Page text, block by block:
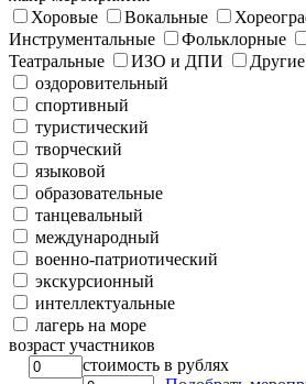
Хоровые
Вокальные
Инструментальные
Фольклорные
Театральные
ИЗО и ДПИ
Другие
оздоровительный
спортивный
туристический
творческий
языковой
образовательные
танцевальный
международный
военно-патриотический
экскурсионный
интеллектуальные
лагерь на море
возраст участников
стоимость в рублях